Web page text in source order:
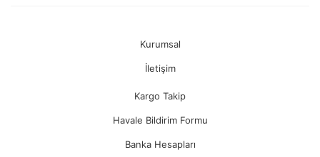
Kurumsal
İletişim
Kargo Takip
Havale Bildirim Formu
Banka Hesapları